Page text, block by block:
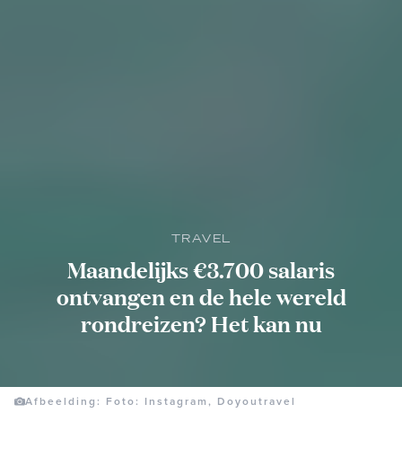
TRAVEL
Maandelijks €3.700 salaris
ontvangen en de hele wereld
rondreizen? Het kan nu
Afbeelding: Foto: Instagram, Doyoutravel